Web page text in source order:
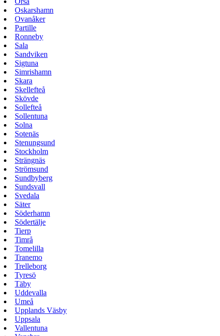
Oskarshamn
Ovanåker
Partille
Ronneby
Sala
Sandviken
Sigtuna
Simrishamn
Skara
Skellefteå
Skövde
Sollefteå
Sollentuna
Solna
Sotenäs
Stenungsund
Stockholm
Strängnäs
Strömsund
Sundbyberg
Sundsvall
Svedala
Säter
Söderhamn
Södertälje
Tierp
Timrå
Tomelilla
Tranemo
Trelleborg
Tyresö
Täby
Uddevalla
Umeå
Upplands Väsby
Uppsala
Vallentuna